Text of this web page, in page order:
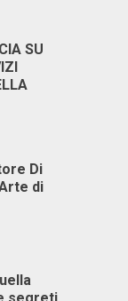
SU
Di
di